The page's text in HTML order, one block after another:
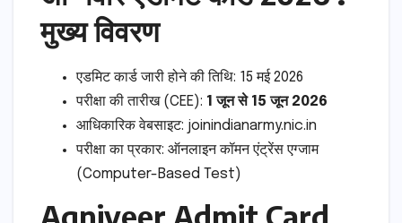
मुख्य विवरण
एडमिट कार्ड जारी होने की तिथि: 15 मई 2026
परीक्षा की तारीख (CEE): 1 जून से 15 जून 2026
आधिकारिक वेबसाइट: joinindianarmy.nic.in
परीक्षा का प्रकार: ऑनलाइन कॉमन एंट्रेंस एग्जाम
(Computer-Based Test)